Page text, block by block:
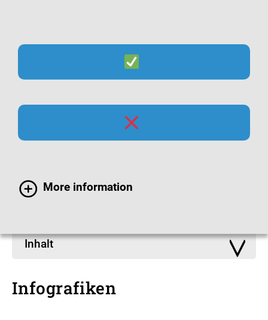
More information
Infomaterialien zu
Atemwegsinfektionen
Inhalt
Infografiken